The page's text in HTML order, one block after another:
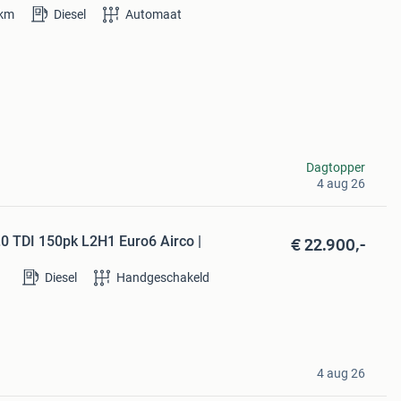
km Diesel Automaat
Dagtopper
4 aug 26
TDI 150pk L2H1 Euro6 Airco | € 22.900,-
Diesel Handgeschakeld
4 aug 26